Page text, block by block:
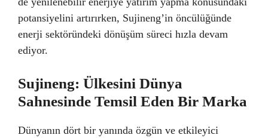
potansiyelini artırırken, Sujineng’in öncülüğünde
enerji sektöründeki dönüşüm süreci hızla devam
ediyor.
Sujineng: Ülkesini Dünya
Sahnesinde Temsil Eden Bir Marka
Dünyanın dört bir yanında özgün ve etkileyici